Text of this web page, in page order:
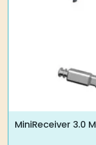
MiniReceiver 3.0 M